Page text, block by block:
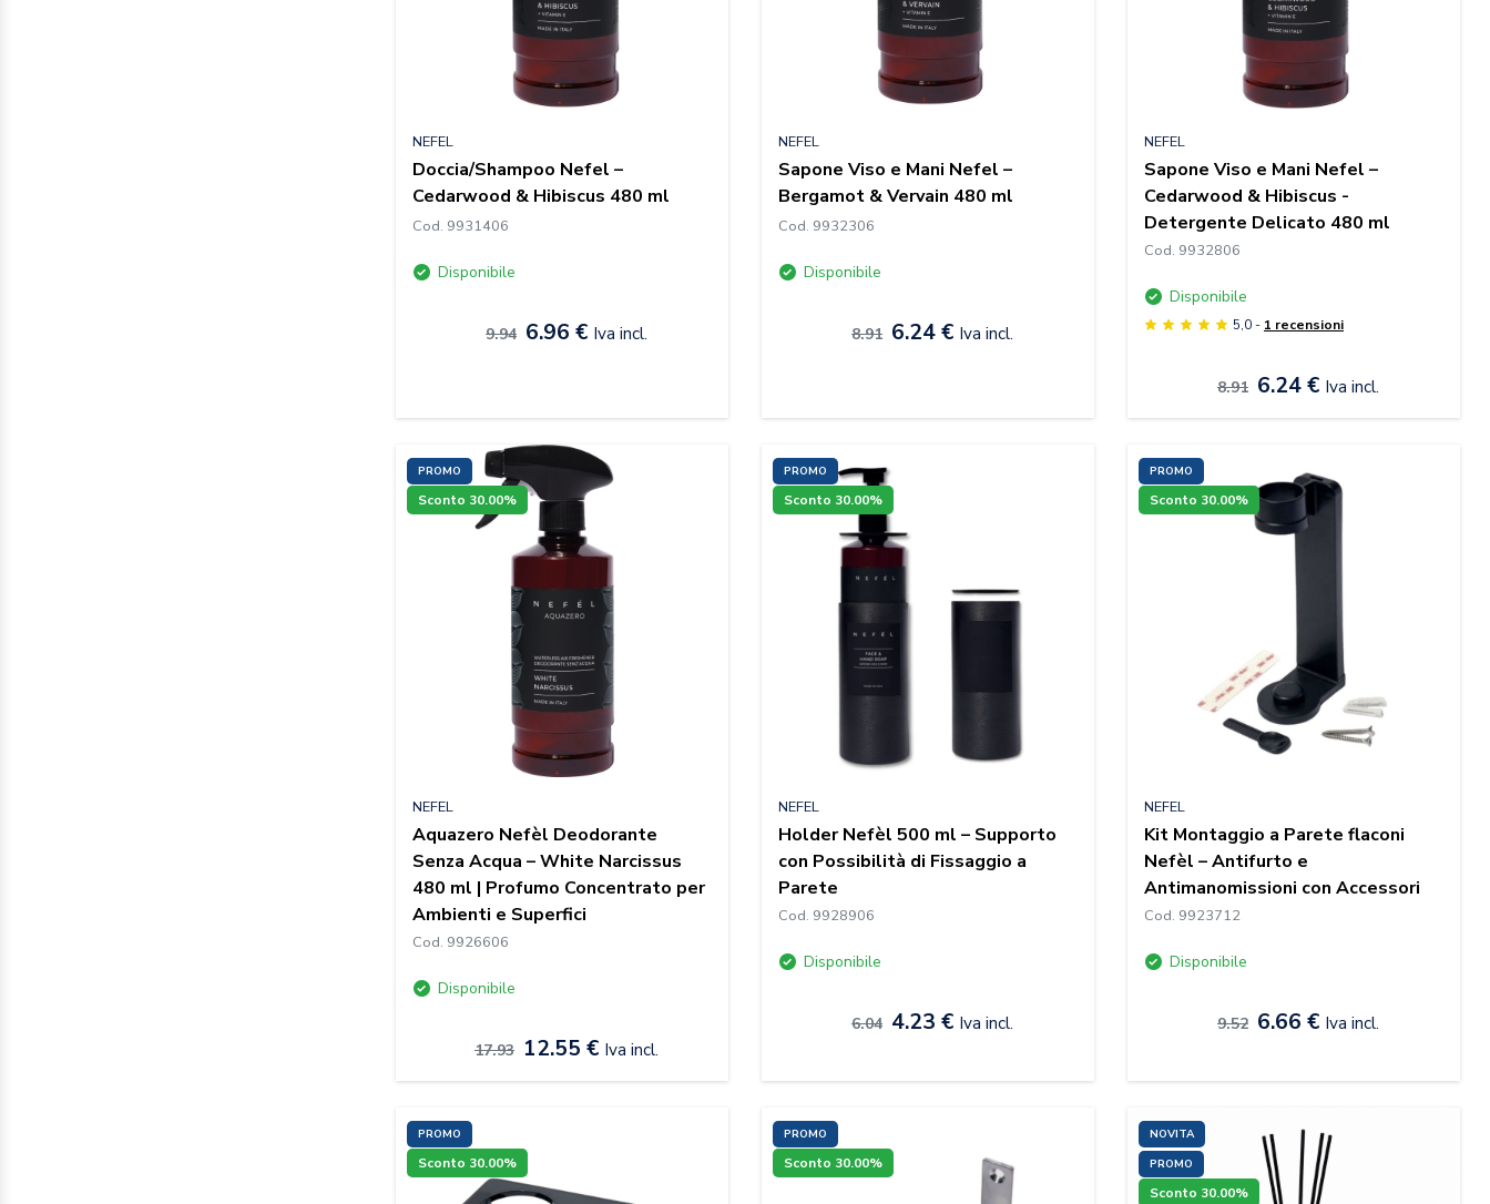
NEFEL
Doccia/Shampoo Nefel –
Cedarwood & Hibiscus 480 ml
Cod. 9931406
Disponibile
9.94 6.96 € Iva incl.
NEFEL
Sapone Viso e Mani Nefel –
Bergamot & Vervain 480 ml
Cod. 9932306
Disponibile
8.91 6.24 € Iva incl.
NEFEL
Sapone Viso e Mani Nefel –
Cedarwood & Hibiscus -
Detergente Delicato 480 ml
Cod. 9932806
Disponibile
5,0 - 1 recensioni
8.91 6.24 € Iva incl.
PROMO
Sconto 30.00%
NEFEL
Aquazero Nefèl Deodorante
Senza Acqua – White Narcissus
480 ml | Profumo Concentrato per
Ambienti e Superfici
Cod. 9926606
Disponibile
17.93 12.55 € Iva incl.
PROMO
Sconto 30.00%
NEFEL
Holder Nefèl 500 ml – Supporto
con Possibilità di Fissaggio a
Parete
Cod. 9928906
Disponibile
6.04 4.23 € Iva incl.
PROMO
Sconto 30.00%
NEFEL
Kit Montaggio a Parete flaconi
Nefèl – Antifurto e
Antimanomissioni con Accessori
Cod. 9923712
Disponibile
9.52 6.66 € Iva incl.
PROMO
Sconto 30.00%
PROMO
Sconto 30.00%
NOVITA
PROMO
Sconto 30.00%